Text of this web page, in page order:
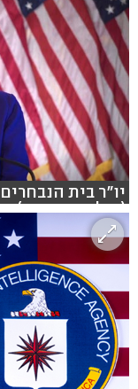
יו"ר בית
(צילום: רוטירס)